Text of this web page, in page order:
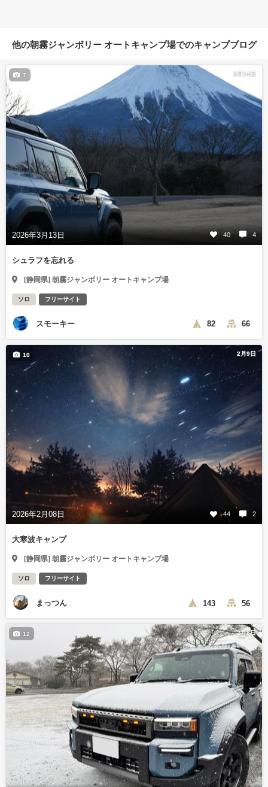
他の朝霧ジャンボリー オートキャンプ場でのキャンプブログ
3月14日
2026年3月13日 40 4
7
シュラフを忘れる
[静岡県] 朝霧ジャンボリー オートキャンプ場
ソロ フリーサイト
スモーキー 82 66
2月9日
2026年2月08日 44 2
10
大寒波キャンプ
[静岡県] 朝霧ジャンボリー オートキャンプ場
ソロ フリーサイト
まっつん 143 56
2月8日
12